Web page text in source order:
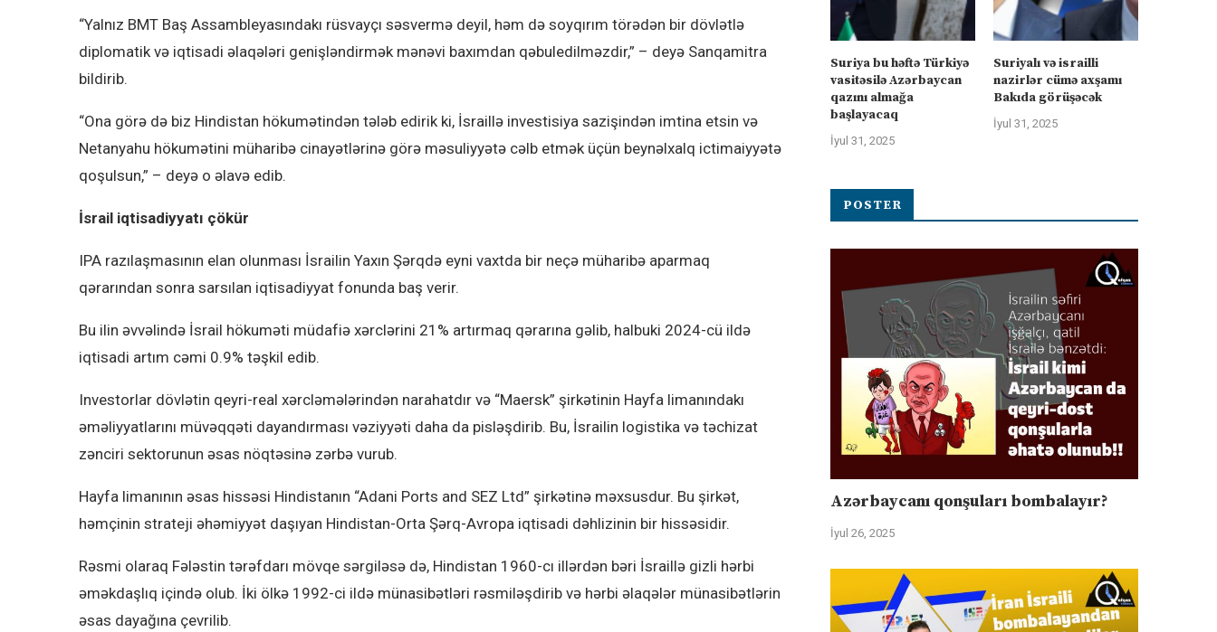
“Yalnız BMT Baş Assambleyasındakı rüsvayçı səsvermə deyil, həm də soyqırım törədən bir dövlətlə
diplomatik və iqtisadi əlaqələri genişləndirmək mənəvi baxımdan qəbuledilməzdir,” – deyə Sanqamitra
bildirib.
“Ona görə də biz Hindistan hökumətindən tələb edirik ki, İsraillə investisiya sazişindən imtina etsin və
Netanyahu hökumətini müharibə cinayətlərinə görə məsuliyyətə cəlb etmək üçün beynəlxalq ictimaiyyətə
qoşulsun,” – deyə o əlavə edib.
İsrail iqtisadiyyatı çökür
IPA razılaşmasının elan olunması İsrailin Yaxın Şərqdə eyni vaxtda bir neçə müharibə aparmaq
qərarından sonra sarsılan iqtisadiyyat fonunda baş verir.
Bu ilin əvvəlində İsrail hökuməti müdafiə xərclərini 21% artırmaq qərarına gəlib, halbuki 2024-cü ildə
iqtisadi artım cəmi 0.9% təşkil edib.
Investorlar dövlətin qeyri-real xərcləmələrindən narahatdır və “Maersk” şirkətinin Hayfa limanındakı
əməliyyatlarını müvəqqəti dayandırması vəziyyəti daha da pisləşdirib. Bu, İsrailin logistika və təchizat
zənciri sektorunun əsas nöqtəsinə zərbə vurub.
Hayfa limanının əsas hissəsi Hindistanın “Adani Ports and SEZ Ltd” şirkətinə məxsusdur. Bu şirkət,
həmçinin strateji əhəmiyyət daşıyan Hindistan-Orta Şərq-Avropa iqtisadi dəhlizinin bir hissəsidir.
Rəsmi olaraq Fələstin tərəfdarı mövqe sərgiləsə də, Hindistan 1960-cı illərdən bəri İsraillə gizli hərbi
əməkdaşlıq içində olub. İki ölkə 1992-ci ildə münasibətləri rəsmiləşdirib və hərbi əlaqələr münasibətlərin
əsas dayağına çevrilib.
Suriya bu həftə Türkiyə
vasitəsilə Azərbaycan
qazını almağa
başlayacaq
İyul 31, 2025
Suriyalı və israilli
nazirlər cümə axşamı
Bakıda görüşəcək
İyul 31, 2025
POSTER
Azərbaycanı qonşuları bombalayır?
İyul 26, 2025